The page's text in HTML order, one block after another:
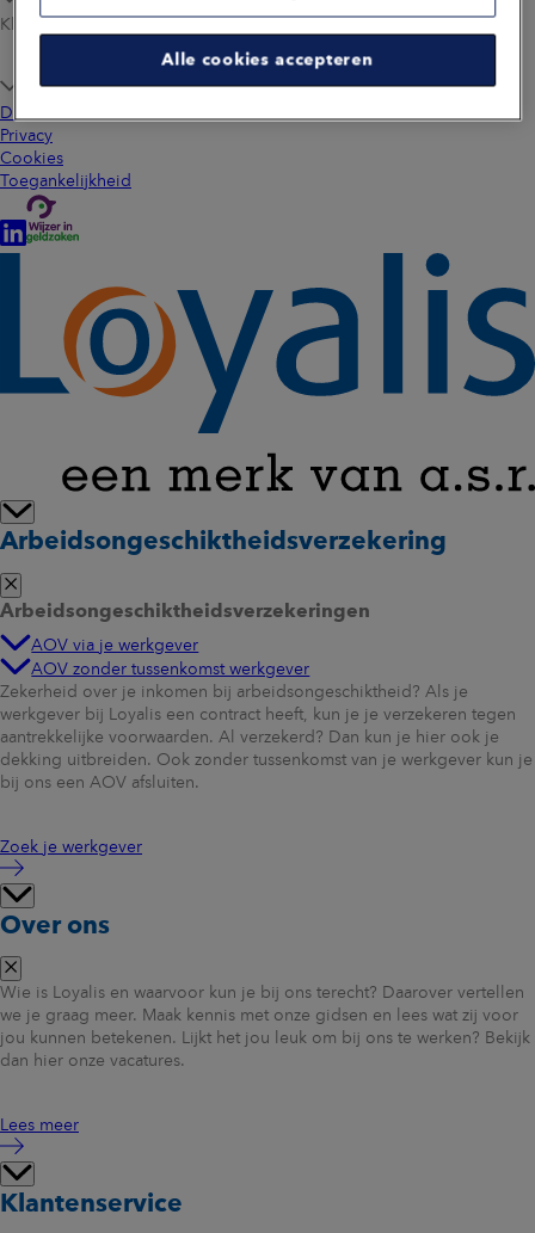
Klantenservice
Disclaimer
Privacy
Cookies
Toegankelijkheid
Arbeidsongeschiktheidsverzekering
Arbeidsongeschiktheidsverzekeringen
AOV via je werkgever
AOV zonder tussenkomst werkgever
Zekerheid over je inkomen bij arbeidsongeschiktheid? Als je
werkgever bij Loyalis een contract heeft, kun je je verzekeren tegen
aantrekkelijke voorwaarden. Al verzekerd? Dan kun je hier ook je
dekking uitbreiden. Ook zonder tussenkomst van je werkgever kun je
bij ons een AOV afsluiten.
Zoek je werkgever
Over ons
Wie is Loyalis en waarvoor kun je bij ons terecht? Daarover vertellen
we je graag meer. Maak kennis met onze gidsen en lees wat zij voor
jou kunnen betekenen. Lijkt het jou leuk om bij ons te werken? Bekijk
dan hier onze vacatures.
Lees meer
Klantenservice
Alle cookies accepteren